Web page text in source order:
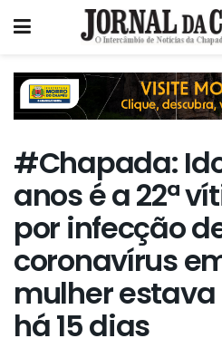
#Chapada:
anos é a 22ª
por infecção
coronavírus
mulher
há 15 dias